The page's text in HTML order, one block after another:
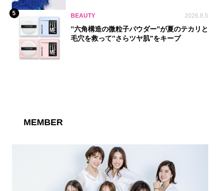
5 BEAUTY 2026.8.5
‟六角構造の微粒子パウダー”が夏のテカリと
毛穴を救って‟さらツヤ肌”をキープ
MEMBER